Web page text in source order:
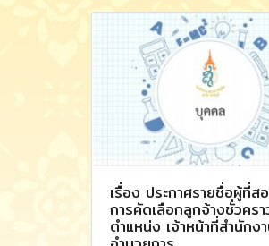
เรื่อง ประกาศรายชื่อผู้ที่ส
การคัดเลือกลูกจ้างชั่วครา
ตำแหน่ง เจ้าหน้าที่สำนักง